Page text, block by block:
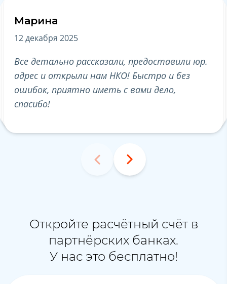
Марина
12 декабря 2025
Все детально рассказали, предоставили юр.
адрес и открыли нам НКО! Быстро и без
ошибок, приятно иметь с вами дело,
спасибо!
Откройте расчётный счёт в
партнёрских банках.
У нас это бесплатно!